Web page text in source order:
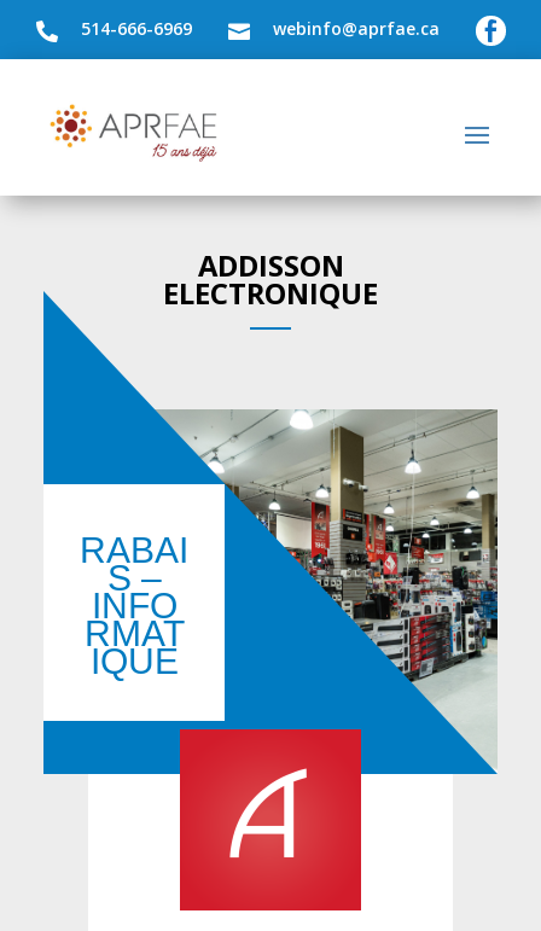
 514-666-6969  webinfo@aprfae.ca 
ADDISSON
ELECTRONIQUE
RABAI
S –
INFO
RMAT
IQUE